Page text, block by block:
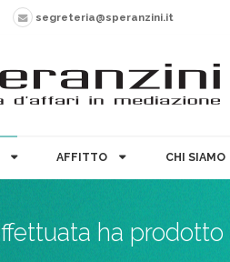
segreteria@speranzini.it
AFFITTO CHI SIAMO
ha prodotto